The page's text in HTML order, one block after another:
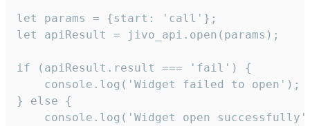
let params = {start: 'call'};
let apiResult = jivo_api.open(params);
if (apiResult.result === 'fail') {
    console.log('Widget failed to open');
} else {
console.log('Widget open